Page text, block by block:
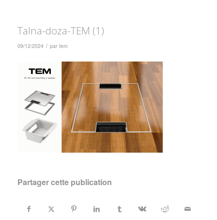
Talna-doza-TEM (1)
09/12/2024 / par tem
Partager cette publication